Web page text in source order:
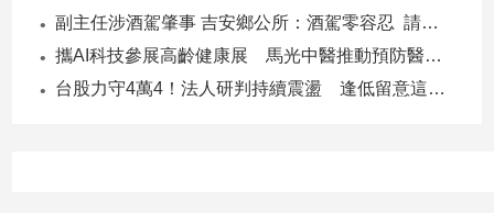
室
副主任涉酒駕肇事 吉安鄉公所：酒駕零容忍 請辭獲准
攜AI科技參展高齡健康展 馬光中醫推動預防醫學迎接長壽新經濟
台股力守4萬4！法人研判持續震盪 逢低留意這些族群